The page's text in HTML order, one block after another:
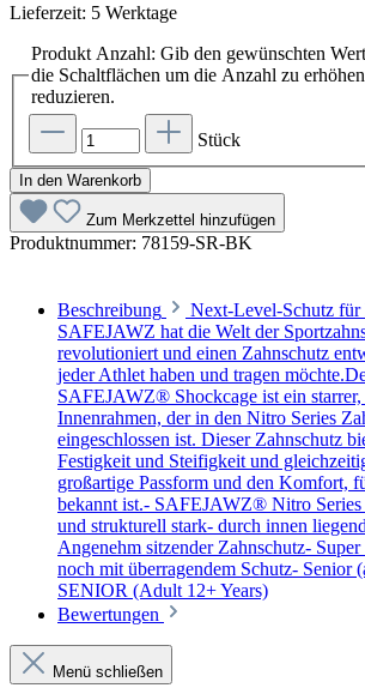
Lieferzeit: 5 Werktage
Produkt Anzahl: Gib den gewünschten
die Schaltflächen um die Anzahl zu
reduzieren.
Stück
In den Warenkorb
Zum Merkzettel hinzufügen
Produktnummer: 78159-SR-BK
Beschreibung
Next-Level-Schutz
SAFEJAWZ hat die Welt der
revolutioniert und einen Zahnschutz
jeder Athlet haben und tragen
SAFEJAWZ® Shockcage ist ein
Innenrahmen, der in den Nitro Series
eingeschlossen ist. Dieser Zahnschutz
Festigkeit und Steifigkeit und
großartige Passform und den Komfort,
bekannt ist.- SAFEJAWZ® Nitro Series
und strukturell stark- durch innen
Angenehm sitzender Zahnschutz-
noch mit überragendem Schutz- Senior
SENIOR (Adult 12+ Years)
Bewertungen
Menü schließen